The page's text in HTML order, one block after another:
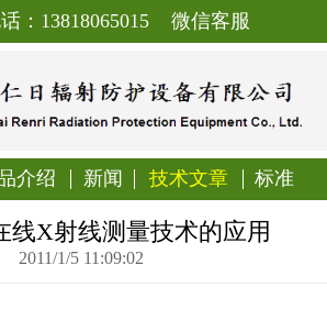
打电话：13818065015
产品介绍